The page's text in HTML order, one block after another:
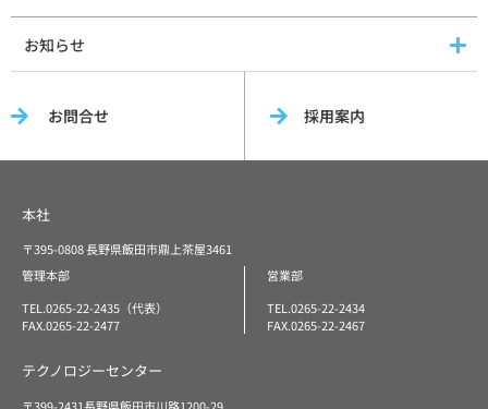
お知らせ
お問合せ 採用案内
本社
〒395-0808 長野県飯田市鼎上茶屋3461
管理本部
TEL.0265-22-2435（代表）
FAX.0265-22-2477
営業部
TEL.0265-22-2434
FAX.0265-22-2467
テクノロジーセンター